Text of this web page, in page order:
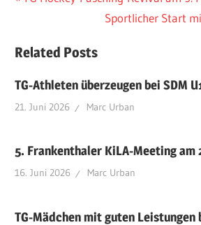
Nächster
Sportlicher Start
Related Posts
TG-Athleten überzeugen bei SDM
21. Juni 2026 Marc Urban
5. Frankenthaler KiLA-Meeting
16. Juni 2026 Marc Urban
TG-Mädchen mit guten Leistungen